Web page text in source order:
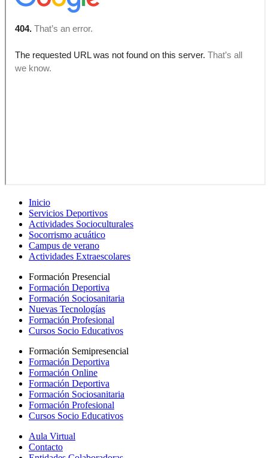
Inicio
Servicios Deportivos
Actividades Socioculturales
Socorrismo acuático
Campus de verano
Actividades Extraescolares
Formación Presencial
Formación Deportiva
Formación Sociosanitaria
Nuevas Tecnologías
Formación Profesional
Cursos Socio Educativos
Formación Semipresencial
Formación Deportiva
Formación Online
Formación Deportiva
Formación Sociosanitaria
Formación Profesional
Cursos Socio Educativos
Aula Virtual
Contacto